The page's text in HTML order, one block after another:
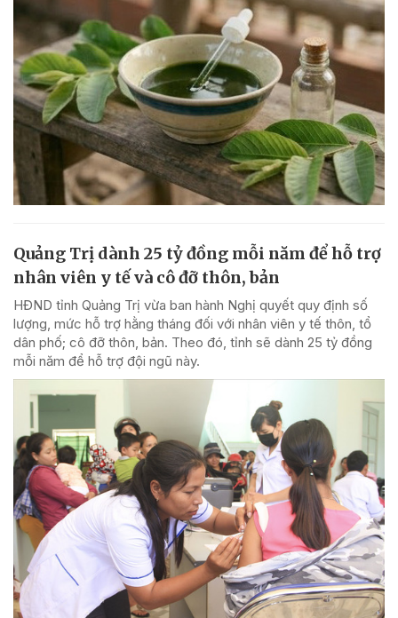
Quảng Trị dành 25 tỷ đồng mỗi năm để hỗ trợ
nhân viên y tế và cô đỡ thôn, bản
HĐND tỉnh Quảng Trị vừa ban hành Nghị quyết quy định số
lượng, mức hỗ trợ hằng tháng đối với nhân viên y tế thôn, tổ
dân phố; cô đỡ thôn, bản. Theo đó, tỉnh sẽ dành 25 tỷ đồng
mỗi năm để hỗ trợ đội ngũ này.